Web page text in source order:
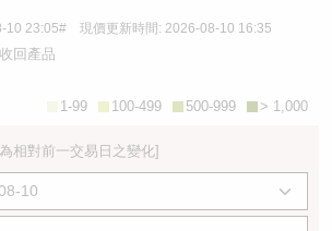
10 23:05# 現價更新時間: 2026-08-10 16:35
回產品
> 1,000
500-999
100-499
1-99
相對前一交易日之變化]